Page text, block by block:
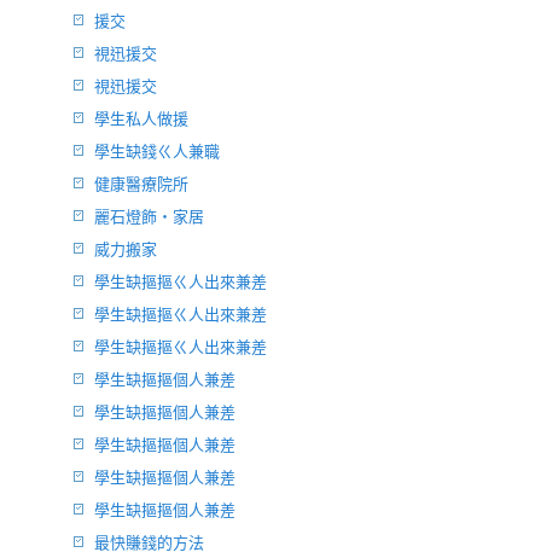
援交
視迅援交
視迅援交
學生私人做援
學生缺錢ㄍ人兼職
健康醫療院所
麗石燈飾‧家居
威力搬家
學生缺摳摳ㄍ人出來兼差
學生缺摳摳ㄍ人出來兼差
學生缺摳摳ㄍ人出來兼差
學生缺摳摳個人兼差
學生缺摳摳個人兼差
學生缺摳摳個人兼差
學生缺摳摳個人兼差
學生缺摳摳個人兼差
最快賺錢的方法